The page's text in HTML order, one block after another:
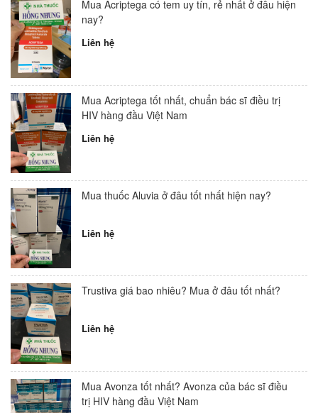
Mua Acriptega có tem uy tín, rẻ nhất ở đâu hiện
nay?
Liên hệ
Mua Acriptega tốt nhất, chuẩn bác sĩ điều trị
HIV hàng đầu Việt Nam
Liên hệ
Mua thuốc Aluvia ở đâu tốt nhất hiện nay?
Liên hệ
Trustiva giá bao nhiêu? Mua ở đâu tốt nhất?
Liên hệ
Mua Avonza tốt nhất? Avonza của bác sĩ điều
trị HIV hàng đầu Việt Nam